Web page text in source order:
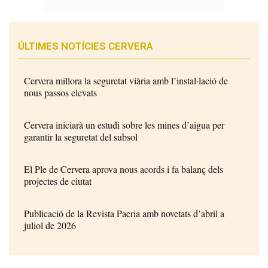
ÚLTIMES NOTÍCIES CERVERA
Cervera millora la seguretat viària amb l’instal·lació de
nous passos elevats
Cervera iniciarà un estudi sobre les mines d’aigua per
garantir la seguretat del subsol
El Ple de Cervera aprova nous acords i fa balanç dels
projectes de ciutat
Publicació de la Revista Paeria amb novetats d’abril a
juliol de 2026